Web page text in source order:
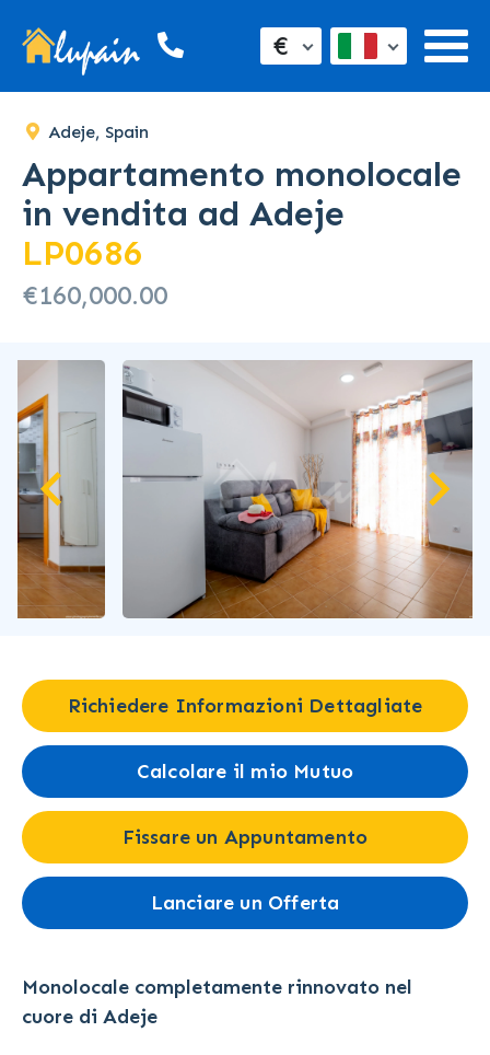
€
Adeje, Spain
Appartamento monolocale
in vendita ad Adeje
LP0686
€160,000.00
SOLD
Richiedere Informazioni Dettagliate
Calcolare il mio Mutuo
Fissare un Appuntamento
Lanciare un Offerta
Monolocale completamente rinnovato nel
cuore di Adeje